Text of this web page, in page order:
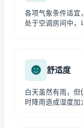
各项气象条件适宜
处于空调房间中，
舒适度
白天虽然有雨，
时降雨造成湿度加